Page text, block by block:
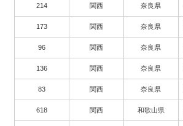
214 関西 奈良県
173 関西 奈良県
96 関西 奈良県
136 関西 奈良県
83 関西 奈良県
618 関西 和歌山県